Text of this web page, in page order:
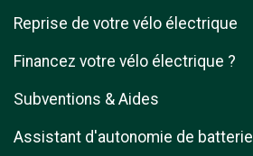
Reprise de votre vélo électrique
Financez votre vélo électrique ?
Subventions & Aides
Assistant d'autonomie de batterie